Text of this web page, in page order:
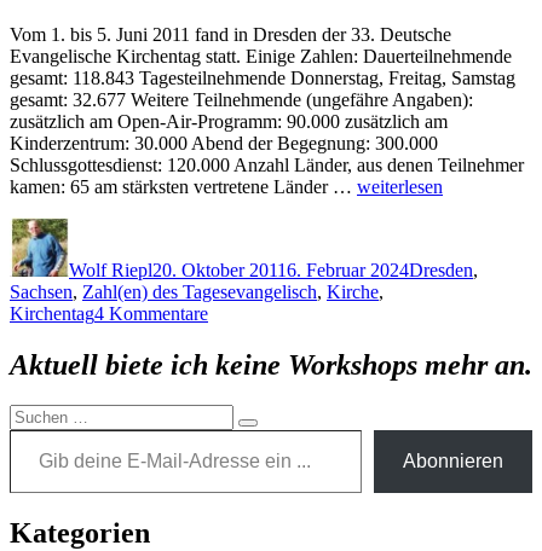
Vom 1. bis 5. Juni 2011 fand in Dresden der 33. Deutsche
Evangelische Kirchentag statt. Einige Zahlen: Dauerteilnehmende
gesamt: 118.843 Tagesteilnehmende Donnerstag, Freitag, Samstag
gesamt: 32.677 Weitere Teilnehmende (ungefähre Angaben):
zusätzlich am Open-Air-Programm: 90.000 zusätzlich am
Kinderzentrum: 30.000 Abend der Begegnung: 300.000
Schlussgottesdienst: 120.000 Anzahl Länder, aus denen Teilnehmer
kamen: 65 am stärksten vertretene Länder … „Der
in
Zahlen:
Dauerteilnehmende“
weiterlesen
Wolf Riepl20. Oktober 20116. Februar 2024Dresden,
Sachsen, Zahl(en) des TagesSchlagwörter
evangelisch, Kirche,
Kirchentag4 Kommentarezu
Kirchentag
in
knapp
Aktuell biete ich keine Workshops mehr an.
Suchen
nach:
Suchen
Gib deine E-Mail-Adresse ein ...
Abonnieren
Kategorien